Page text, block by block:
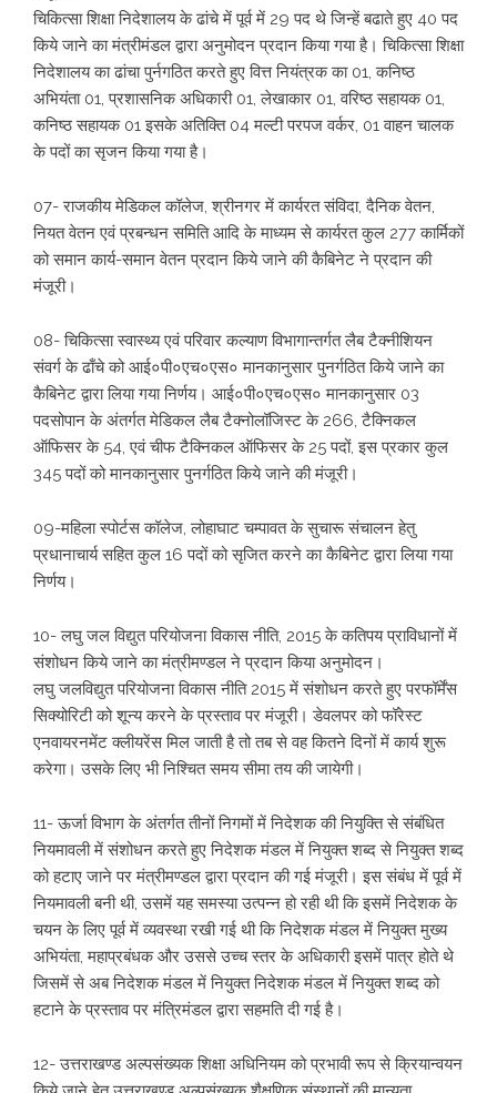
चिकित्सा शिक्षा निदेशालय के ढांचे में पूर्व में 29 पद थे जिन्हें बढाते हुए 40 पद
किये जाने का मंत्रीमंडल द्वारा अनुमोदन प्रदान किया गया है। चिकित्सा शिक्षा
निदेशालय का ढांचा पुर्नगठित करते हुए वित्त नियंत्रक का 01, कनिष्ठ
अभियंता 01, प्रशासनिक अधिकारी 01, लेखाकार 01, वरिष्ठ सहायक 01,
कनिष्ठ सहायक 01 इसके अतिक्ति 04 मल्टी परपज वर्कर, 01 वाहन चालक
के पदों का सृजन किया गया है।
07- राजकीय मेडिकल कॉलेज, श्रीनगर में कार्यरत संविदा, दैनिक वेतन,
नियत वेतन एवं प्रबन्धन समिति आदि के माध्यम से कार्यरत कुल 277 कार्मिकों
को समान कार्य-समान वेतन प्रदान किये जाने की कैबिनेट ने प्रदान की
मंजूरी।
08- चिकित्सा स्वास्थ्य एवं परिवार कल्याण विभागान्तर्गत लैब टैक्नीशियन
संवर्ग के ढाँचे को आई०पी०एच०एस० मानकानुसार पुनर्गठित किये जाने का
कैबिनेट द्वारा लिया गया निर्णय। आई०पी०एच०एस० मानकानुसार 03
पदसोपान के अंतर्गत मेडिकल लैब टैक्नोलॉजिस्ट के 266, टैक्निकल
ऑफिसर के 54, एवं चीफ टैक्निकल ऑफिसर के 25 पदों, इस प्रकार कुल
345 पदों को मानकानुसार पुनर्गठित किये जाने की मंजूरी।
09-महिला स्पोर्टस कॉलेज, लोहाघाट चम्पावत के सुचारू संचालन हेतु
प्रधानाचार्य सहित कुल 16 पदों को सृजित करने का कैबिनेट द्वारा लिया गया
निर्णय।
10- लघु जल विद्युत परियोजना विकास नीति, 2015 के कतिपय प्राविधानों में
संशोधन किये जाने का मंत्रीमण्डल ने प्रदान किया अनुमोदन।
लघु जलविद्युत परियोजना विकास नीति 2015 में संशोधन करते हुए परफॉर्मेंस
सिक्योरिटी को शून्य करने के प्रस्ताव पर मंजूरी। डेवलपर को फॉरेस्ट
एनवायरनमेंट क्लीयरेंस मिल जाती है तो तब से वह कितने दिनों में कार्य शुरू
करेगा। उसके लिए भी निश्चित समय सीमा तय की जायेगी।
11- ऊर्जा विभाग के अंतर्गत तीनों निगमों में निदेशक की नियुक्ति से संबंधित
नियमावली में संशोधन करते हुए निदेशक मंडल में नियुक्त शब्द से नियुक्त शब्द
को हटाए जाने पर मंत्रीमण्डल द्वारा प्रदान की गई मंजूरी। इस संबंध में पूर्व में
नियमावली बनी थी, उसमें यह समस्या उत्पन्न हो रही थी कि इसमें निदेशक के
चयन के लिए पूर्व में व्यवस्था रखी गई थी कि निदेशक मंडल में नियुक्त मुख्य
अभियंता, महाप्रबंधक और उससे उच्च स्तर के अधिकारी इसमें पात्र होते थे
जिसमें से अब निदेशक मंडल में नियुक्त निदेशक मंडल में नियुक्त शब्द को
हटाने के प्रस्ताव पर मंत्रिमंडल द्वारा सहमति दी गई है।
12- उत्तराखण्ड अल्पसंख्यक शिक्षा अधिनियम को प्रभावी रूप से क्रियान्वयन